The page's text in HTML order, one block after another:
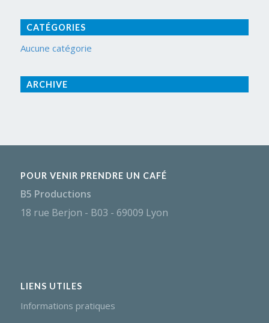
CATÉGORIES
Aucune catégorie
ARCHIVE
POUR VENIR PRENDRE UN CAFÉ
B5 Productions
18 rue Berjon - B03 - 69009 Lyon
LIENS UTILES
Informations pratiques